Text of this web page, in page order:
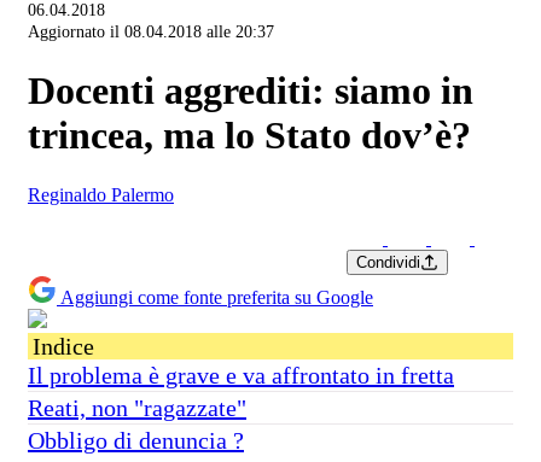
06.04.2018
Aggiornato il 08.04.2018 alle 20:37
Docenti aggrediti: siamo in
trincea, ma lo Stato dov’è?
Reginaldo Palermo
Condividi
Aggiungi come fonte preferita su Google
Indice
Il problema è grave e va affrontato in fretta
Reati, non "ragazzate"
Obbligo di denuncia ?